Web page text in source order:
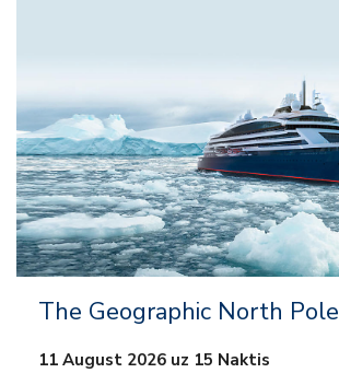
The Geographic North Pole
11 August 2026 uz 15 Naktis